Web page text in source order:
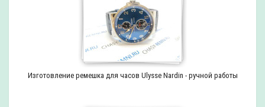
Изготовление ремешка для часов Ulysse Nardin - ручной работы